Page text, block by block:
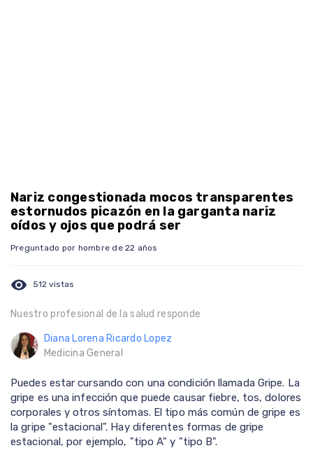
Nariz congestionada mocos transparentes
estornudos picazón en la garganta nariz
oídos y ojos que podrá ser
Preguntado por hombre de 22 años
visibility 512 vistas
Nuestro profesional de la salud responde
Diana Lorena Ricardo Lopez
Medicina General
Puedes estar cursando con una condición llamada Gripe. La
gripe es una infección que puede causar fiebre, tos, dolores
corporales y otros síntomas. El tipo más común de gripe es
la gripe "estacional". Hay diferentes formas de gripe
estacional, por ejemplo, "tipo A" y "tipo B".